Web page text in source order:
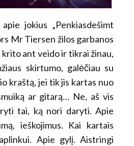
jokius „Penkiasdešimt
Mr Tiersen žilos garbanos
ant veido ir tikrai žinau,
skirtumo, galėčiau su
kraštą, jei tik jis kartas nuo
ar gitarą… Ne, aš vis
tai, ką nori daryti. Apie
ieškojimus. Kai kartais
Apie gylį. Aistringi